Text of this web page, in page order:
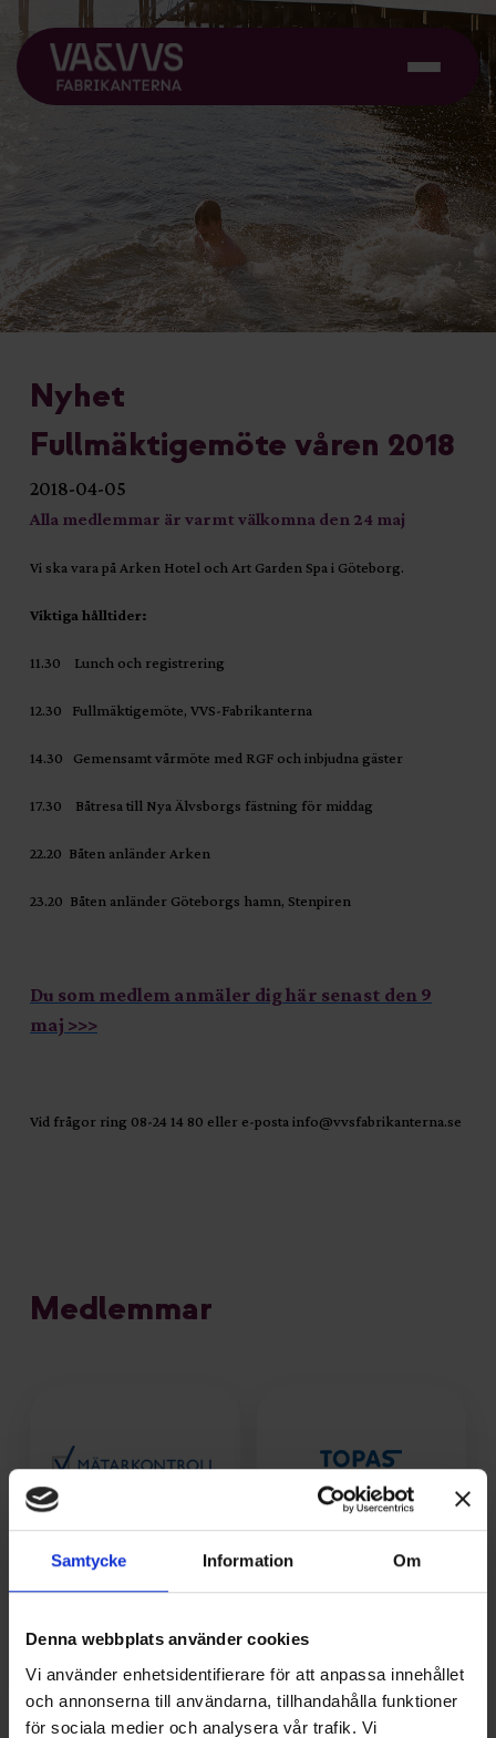
Samtycke Information Om
Denna webbplats använder cookies
Vi använder enhetsidentifierare för att anpassa innehållet
och annonserna till användarna, tillhandahålla funktioner
för sociala medier och analysera vår trafik. Vi
Nyhet
Fullmäktigemöte våren 2018
2018-04-05
Alla medlemmar är varmt välkomna den 24 maj
Vi ska vara på Arken Hotel och Art Garden Spa i Göteborg.
Viktiga hålltider:
11.30 Lunch och registrering
12.30 Fullmäktigemöte, VVS-Fabrikanterna
14.30 Gemensamt vårmöte med RGF och inbjudna gäster
17.30 Båtresa till Nya Älvsborgs fästning för middag
22.20 Båten anländer Arken
23.20 Båten anländer Göteborgs hamn, Stenpiren
Du som medlem anmäler dig här senast den 9
maj >>>
Vid frågor ring 08-24 14 80 eller e-posta info@vvsfabrikanterna.se
Medlemmar